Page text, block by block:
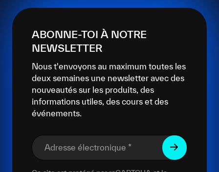
ABONNE-TOI À NOTRE
NEWSLETTER
Nous t'envoyons au maximum toutes les
deux semaines une newsletter avec des
nouveautés sur les produits, des
informations utiles, des cours et des
événements.
Adresse électronique *